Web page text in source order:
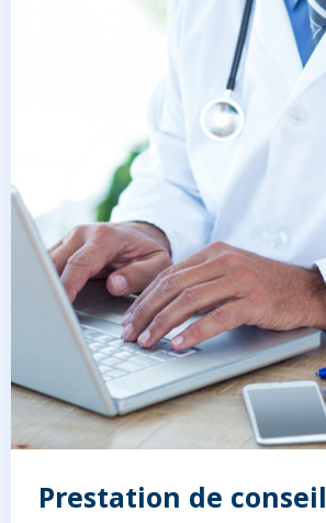
Prestation de conseil